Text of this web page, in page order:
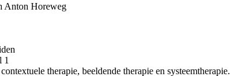
Anton Horeweg
1
therapie, beeldende therapie en systeemtherapie.